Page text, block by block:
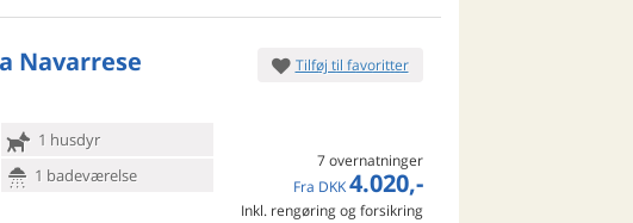
Navarrese
1 husdyr
1 badeværelse
Tilføj til favoritter
7 overnatninger
Fra DKK 4.020,-
Inkl. rengøring og forsikring